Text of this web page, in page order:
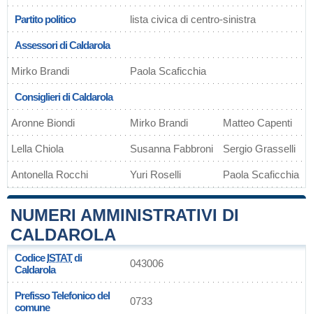
Partito politico lista civica di centro-sinistra
Assessori di Caldarola
Mirko Brandi Paola Scaficchia
Consiglieri di Caldarola
Aronne Biondi Mirko Brandi Matteo Capenti
Lella Chiola Susanna Fabbroni Sergio Grasselli
Antonella Rocchi Yuri Roselli Paola Scaficchia
NUMERI AMMINISTRATIVI DI
CALDAROLA
CodiceISTATdi
Caldarola
043006
Prefisso Telefonico del
comune
0733